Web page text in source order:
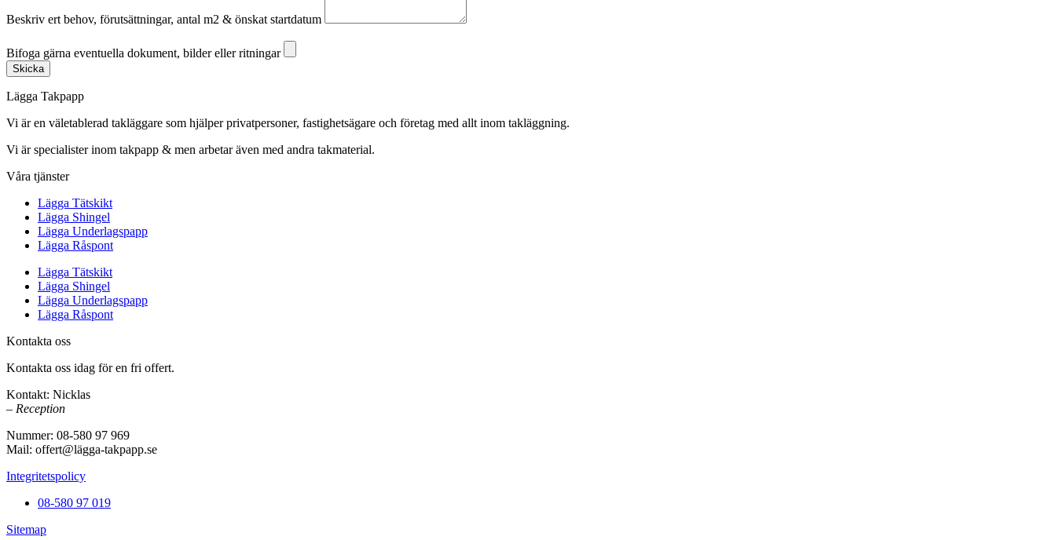
Beskriv ert behov, förutsättningar, antal m2 & önskat startdatum
Bifoga gärna eventuella dokument, bilder eller ritningar
Skicka
Lägga Takpapp
Vi är en väletablerad takläggare som hjälper privatpersoner, fastighetsägare och företag med allt inom takläggning.
Vi är specialister inom takpapp & men arbetar även med andra takmaterial.
Våra tjänster
Lägga Tätskikt
Lägga Shingel
Lägga Underlagspapp
Lägga Råspont
Lägga Tätskikt
Lägga Shingel
Lägga Underlagspapp
Lägga Råspont
Kontakta oss
Kontakta oss idag för en fri offert.
Kontakt: Nicklas
– Reception
Nummer: 08-580 97 969
Mail: offert@lägga-takpapp.se
Integritetspolicy
08-580 97 019
Sitemap